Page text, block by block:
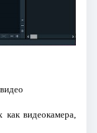
видеокамера,